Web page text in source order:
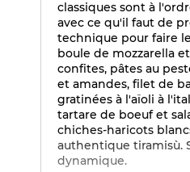
classiques sont à
avec ce qu'il faut de
technique pour faire
boule de mozzarella
confites, pâtes au
et amandes, filet de
gratinées à l'aïoli à
tartare de boeuf et
chiches-haricots
authentique tiramisù.
dynamique.